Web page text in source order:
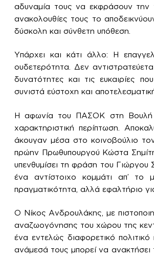
αδυναμία τους να εκφράσουν την
ανακολουθίες τους το
δύσκολη και σύνθετη υπόθεση.
Υπάρχει και κάτι άλλο: Η
ουδετερότητα. Δεν
δυνατότητες και τις ευκαιρίες
συνιστά εύστοχη και
Η αφωνία του ΠΑΣΟΚ στη Βουλή
χαρακτηριστική περίπτωση.
άκουγαν μέσα στο κοινοβούλιο
πρώην Πρωθυπουργού Κώστα
υπενθυμίσει τη φράση του Γιώργου
ένα αντίστοιχο κομμάτι απ’ το
πραγματικότητα, αλλά εφαλτήριο
Ο Νίκος Ανδρουλάκης, με
αναζωογόνησης του χώρου της
ένα εντελώς διαφορετικό
ανάμεσά τους μπορεί να